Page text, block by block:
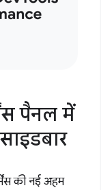
पैनल में
की नई अहम